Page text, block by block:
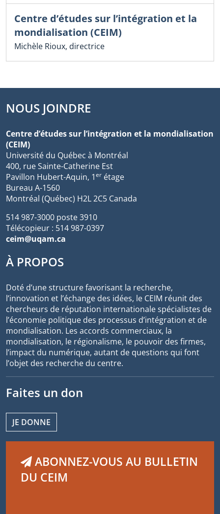
Centre d’études sur l’intégration et la
mondialisation (CEIM)
Michèle Rioux, directrice
NOUS JOINDRE
Centre d’études sur l’intégration et la mondialisation
(CEIM)
Université du Québec à Montréal
400, rue Sainte-Catherine Est
Pavillon Hubert-Aquin, 1er étage
Bureau A-1560
Montréal (Québec) H2L 2C5 Canada
514 987-3000 poste 3910
Télécopieur : 514 987-0397
ceim@uqam.ca
À PROPOS
Doté d’une structure favorisant la recherche,
l’innovation et l’échange des idées, le CEIM réunit des
chercheurs de réputation internationale spécialistes de
l’économie politique des processus d’intégration et de
mondialisation. Les accords commerciaux, la
mondialisation, le régionalisme, le pouvoir des firmes,
l’impact du numérique, autant de questions qui font
l’objet des recherche du centre.
Faites un don
JE DONNE
ABONNEZ-VOUS AU BULLETIN
DU CEIM